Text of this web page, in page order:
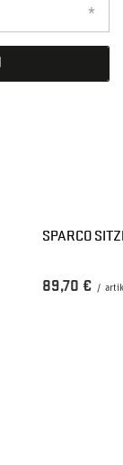
SPARCO
89,70 € /